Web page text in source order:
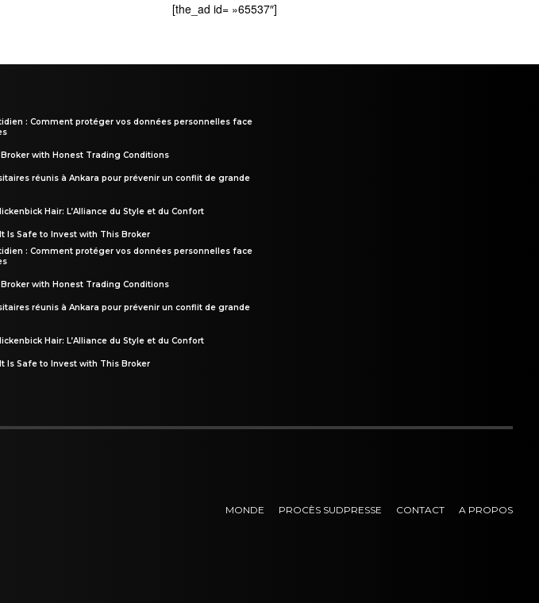
[the_ad id= »65537″]
: Comment protéger vos données personnelles face
Broker with Honest Trading Conditions
réunis à Ankara pour prévenir un conflit de grande
Hair: L’Alliance du Style et du Confort
Is Safe to Invest with This Broker
: Comment protéger vos données personnelles face
Broker with Honest Trading Conditions
réunis à Ankara pour prévenir un conflit de grande
Hair: L’Alliance du Style et du Confort
Is Safe to Invest with This Broker
MONDE PROCÈS SUDPRESSE CONTACT A PROPOS